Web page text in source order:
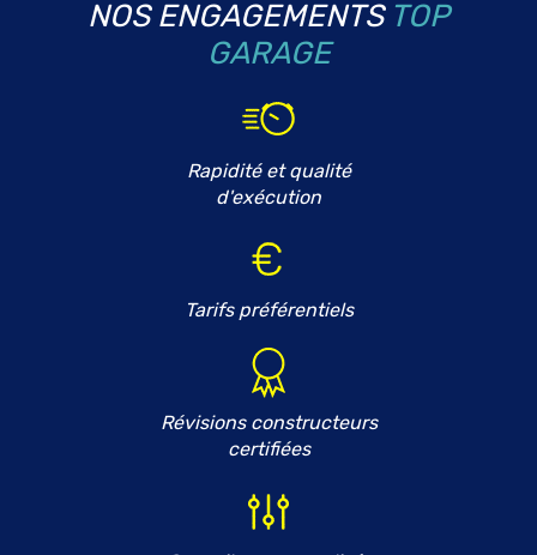
NOS ENGAGEMENTS TOP
GARAGE
Rapidité et qualité
d'exécution
Tarifs préférentiels
Révisions constructeurs
certifiées